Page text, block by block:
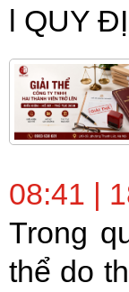
l QUY
08:41 |
Trong
thể do